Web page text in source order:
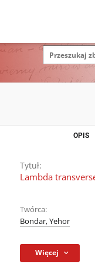
OPIS
Tytuł:
Lambda
Twórca:
Bondar, Yehor
Więcej